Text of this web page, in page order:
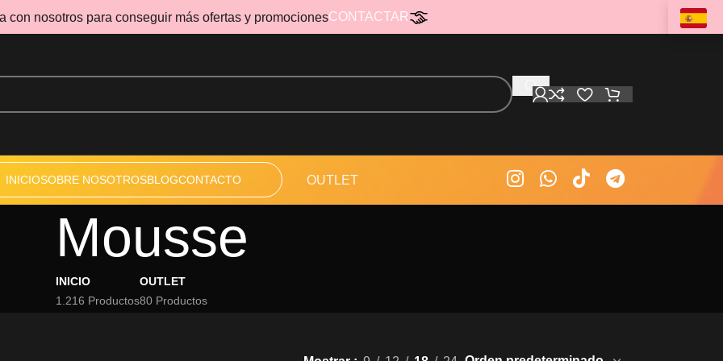
con nosotros para conseguir más ofertas y promocionesCONTACTAR
INICIOSOBRE NOSOTROSBLOGCONTACTO OUTLET
Mousse
INICIO
1.216 Productos
OUTLET
80 Productos